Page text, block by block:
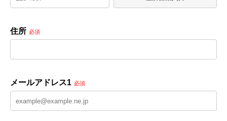
住所 必須
メールアドレス1 必須